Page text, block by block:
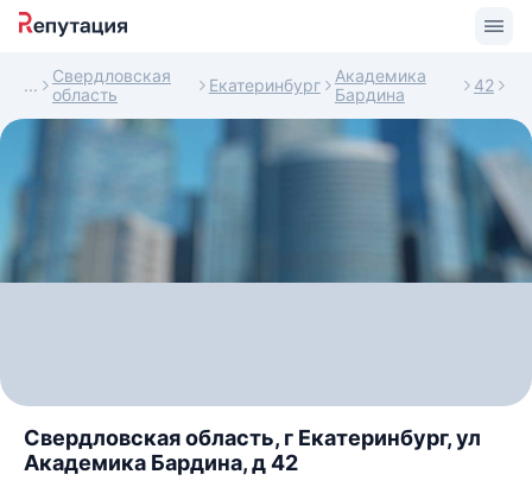
Свердловская
область
Екатеринбург
Академика
Бардина
42
Свердловская область, г Екатеринбург, ул
Академика Бардина, д 42